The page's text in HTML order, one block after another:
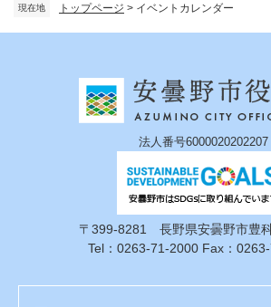
現在地 トップページ > イベントカレンダー
法人番号6000020202207
〒399-8281 長野県安曇野市豊
Tel：0263-71-2000 Fax：